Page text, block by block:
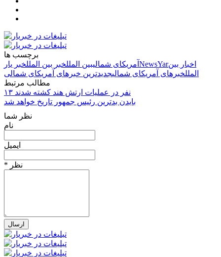
برچسب ها
آمریکای شمالیبین المللخبر بین المللخبر یار NewsYarاخبار بین
المللخبرهای آمریکای شمالیجدیدترین خبرهای آمریکای شمالی
مطالب مرتبط
۱۳ نفر در عملیات ارتش هند کشته شدند
بایدن بدترین رئیس جمهور تاریخ خواهد شد
نظر شما
نام
ایمیل
* نظر